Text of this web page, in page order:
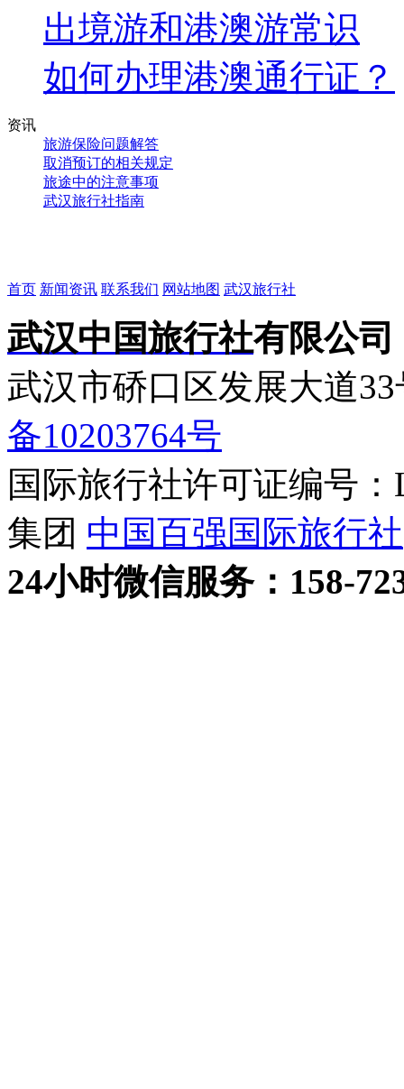
出境游和港澳游常识
如何办理港澳通行证？
资讯
旅游保险问题解答
取消预订的相关规定
旅途中的注意事项
武汉旅行社指南
首页 新闻资讯 联系我们 网站地图 武汉旅行社
武汉中国旅行社有限公司
武汉市硚口区发展大道
备10203764号
国际旅行社许可证编号
集团 中国百强国际旅行社
24小时微信服务：158-